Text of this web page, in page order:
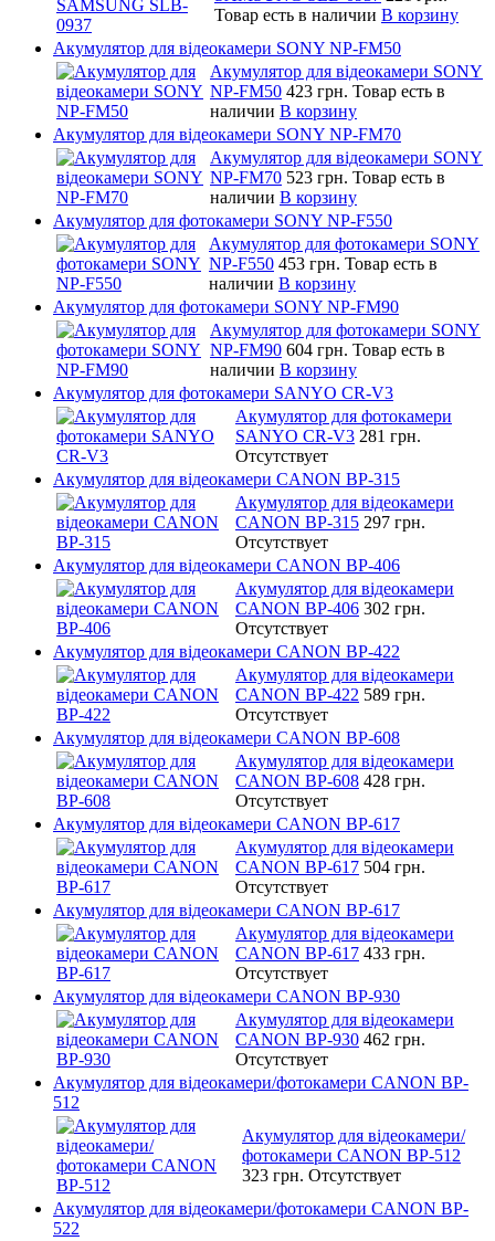
Товар есть в наличии В корзину
Акумулятор для відеокамери SONY NP-FM50
Акумулятор для відеокамери SONY
NP-FM50 423 грн. Товар есть в
наличии В корзину
Акумулятор для відеокамери SONY NP-FM70
Акумулятор для відеокамери SONY
NP-FM70 523 грн. Товар есть в
наличии В корзину
Акумулятор для фотокамери SONY NP-F550
Акумулятор для фотокамери SONY
NP-F550 453 грн. Товар есть в
наличии В корзину
Акумулятор для фотокамери SONY NP-FM90
Акумулятор для фотокамери SONY
NP-FM90 604 грн. Товар есть в
наличии В корзину
Акумулятор для фотокамери SANYO CR-V3
Акумулятор для фотокамери
SANYO CR-V3 281 грн.
Отсутствует
Акумулятор для відеокамери CANON BP-315
Акумулятор для відеокамери
CANON BP-315 297 грн.
Отсутствует
Акумулятор для відеокамери CANON BP-406
Акумулятор для відеокамери
CANON BP-406 302 грн.
Отсутствует
Акумулятор для відеокамери CANON BP-422
Акумулятор для відеокамери
CANON BP-422 589 грн.
Отсутствует
Акумулятор для відеокамери CANON BP-608
Акумулятор для відеокамери
CANON BP-608 428 грн.
Отсутствует
Акумулятор для відеокамери CANON BP-617
Акумулятор для відеокамери
CANON BP-617 504 грн.
Отсутствует
Акумулятор для відеокамери CANON BP-617
Акумулятор для відеокамери
CANON BP-617 433 грн.
Отсутствует
Акумулятор для відеокамери CANON BP-930
Акумулятор для відеокамери
CANON BP-930 462 грн.
Отсутствует
Акумулятор для відеокамери/фотокамери CANON BP-
512
Акумулятор для відеокамери/
фотокамери CANON BP-512
323 грн. Отсутствует
Акумулятор для відеокамери/фотокамери CANON BP-
522